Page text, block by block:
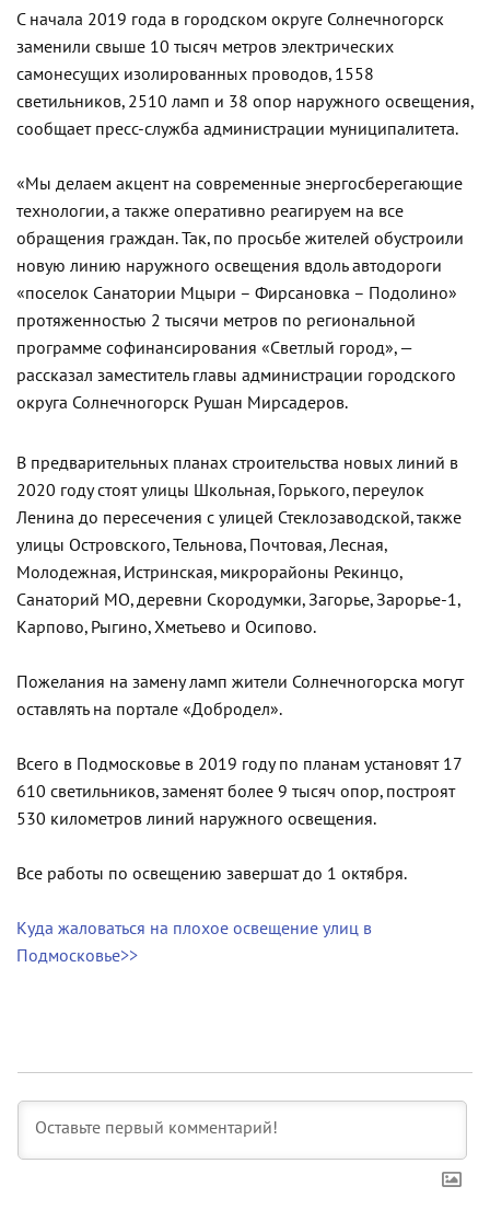
С начала 2019 года в городском округе Солнечногорск
заменили свыше 10 тысяч метров электрических
самонесущих изолированных проводов, 1558
светильников, 2510 ламп и 38 опор наружного освещения,
сообщает пресс-служба администрации муниципалитета.
«Мы делаем акцент на современные энергосберегающие
технологии, а также оперативно реагируем на все
обращения граждан. Так, по просьбе жителей обустроили
новую линию наружного освещения вдоль автодороги
«поселок Санатории Мцыри – Фирсановка – Подолино»
протяженностью 2 тысячи метров по региональной
программе софинансирования «Светлый город», —
рассказал заместитель главы администрации городского
округа Солнечногорск Рушан Мирсадеров.
В предварительных планах строительства новых линий в
2020 году стоят улицы Школьная, Горького, переулок
Ленина до пересечения с улицей Стеклозаводской, также
улицы Островского, Тельнова, Почтовая, Лесная,
Молодежная, Истринская, микрорайоны Рекинцо,
Санаторий МО, деревни Скородумки, Загорье, Зарорье-1,
Карпово, Рыгино, Хметьево и Осипово.
Пожелания на замену ламп жители Солнечногорска могут
оставлять на портале «Добродел».
Всего в Подмосковье в 2019 году по планам установят 17
610 светильников, заменят более 9 тысяч опор, построят
530 километров линий наружного освещения.
Все работы по освещению завершат до 1 октября.
Куда жаловаться на плохое освещение улиц в
Подмосковье>>